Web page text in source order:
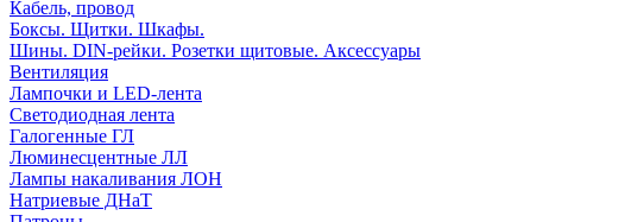
Кабель, провод
Боксы. Щитки. Шкафы.
Шины. DIN-рейки. Розетки щитовые. Аксессуары
Вентиляция
Лампочки и LED-лента
Светодиодная лента
Галогенные ГЛ
Люминесцентные ЛЛ
Лампы накаливания ЛОН
Натриевые ДНаТ